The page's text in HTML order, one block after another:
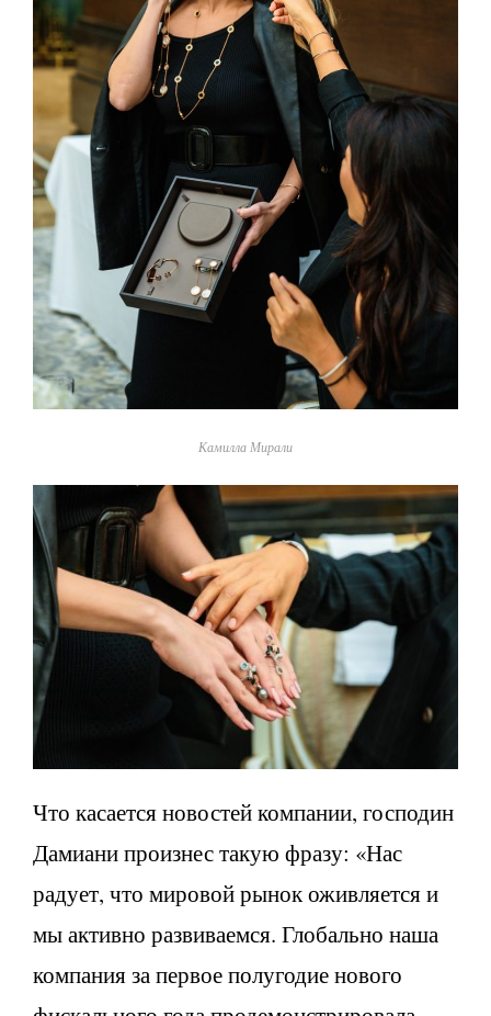
Камилла Мирали
Что касается новостей компании, господин
Дамиани произнес такую фразу: «Нас
радует, что мировой рынок оживляется и
мы активно развиваемся. Глобально наша
компания за первое полугодие нового